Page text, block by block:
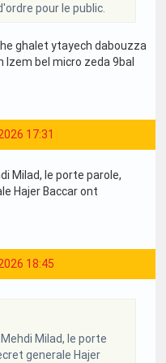
pour le public.
ghalet ytayech dabouzza
bel micro zeda 9bal
17:31
Milad, le porte parole,
Hajer Baccar ont
18:45
Milad, le porte
generale Hajer